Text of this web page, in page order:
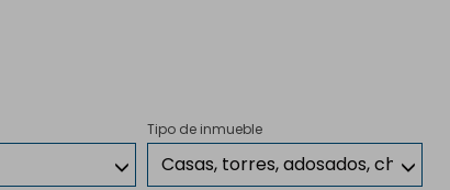
Tipo de inmueble
Casas, torres, adosados, chalets